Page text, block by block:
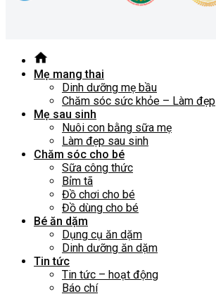
Mẹ mang thai
Dinh dưỡng mẹ bầu
Chăm sóc sức khỏe – Làm đẹp
Mẹ sau sinh
Nuôi con bằng sữa mẹ
Làm đẹp sau sinh
Chăm sóc cho bé
Sữa công thức
Bỉm tã
Đồ chơi cho bé
Đồ dùng cho bé
Bé ăn dặm
Dụng cụ ăn dặm
Dinh dưỡng ăn dặm
Tin tức
Tin tức – hoạt động
Báo chí